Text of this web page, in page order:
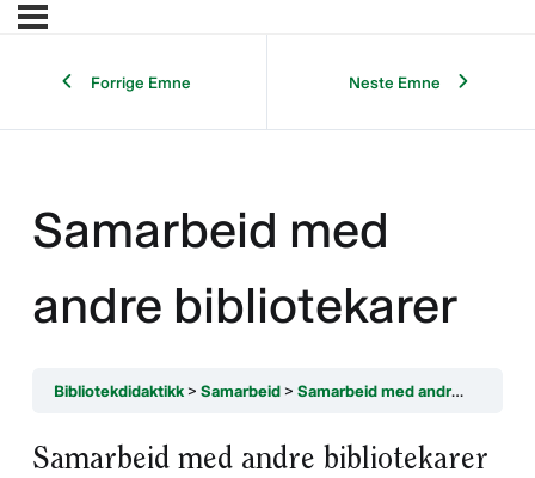
Forrige Emne Neste Emne
Samarbeid med
andre bibliotekarer
Bibliotekdidaktikk Samarbeid Samarbeid med andre bibliotekarer
Samarbeid med andre bibliotekarer